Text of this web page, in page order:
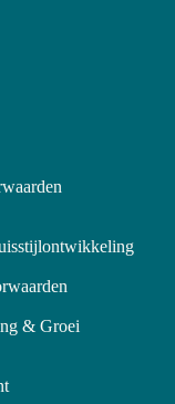
& Groei